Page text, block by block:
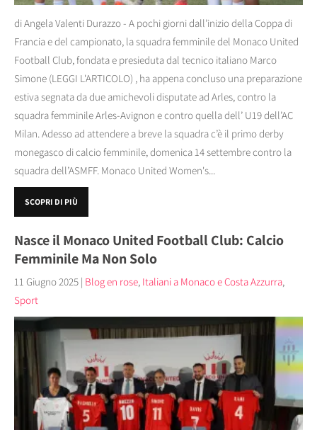
di Angela Valenti Durazzo - A pochi giorni dall’inizio della Coppa di
Francia e del campionato, la squadra femminile del Monaco United
Football Club, fondata e presieduta dal tecnico italiano Marco
Simone (LEGGI L'ARTICOLO) , ha appena concluso una preparazione
estiva segnata da due amichevoli disputate ad Arles, contro la
squadra femminile Arles-Avignon e contro quella dell’ U19 dell’AC
Milan. Adesso ad attendere a breve la squadra c’è il primo derby
monegasco di calcio femminile, domenica 14 settembre contro la
squadra dell’ASMFF. Monaco United Women's...
SCOPRI DI PIÙ
Nasce il Monaco United Football Club: Calcio
Femminile Ma Non Solo
11 Giugno 2025 | Blog en rose, Italiani a Monaco e Costa Azzurra,
Sport